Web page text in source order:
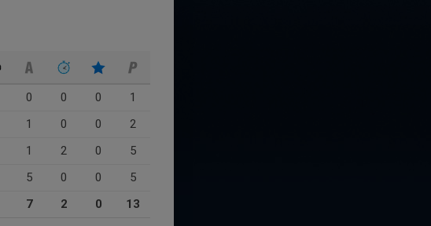
0 0 0
1
1 0 0
2
1 2 0
5
5 0 0
5
7 2 0 13